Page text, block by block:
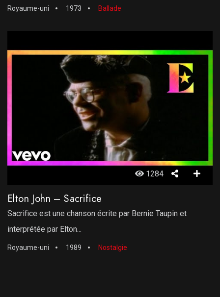
Royaume-uni 1973 Ballade
1284
Elton John – Sacrifice
Sacrifice est une chanson écrite par Bernie Taupin et
interprétée par Elton...
Royaume-uni 1989 Nostalgie